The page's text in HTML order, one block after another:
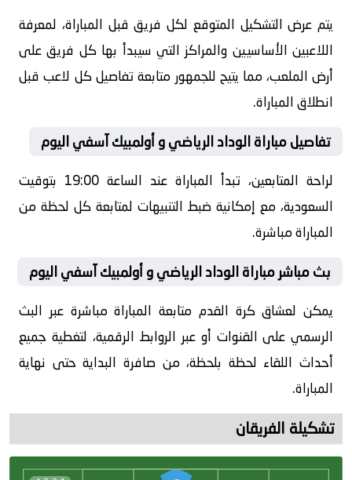
يتم عرض التشكيل المتوقع لكل فريق قبل المباراة، لمعرفة
اللاعبين الأساسيين والمراكز التي سيبدأ بها كل فريق على
أرض الملعب، مما يتيح للجمهور متابعة تفاصيل كل لاعب قبل
انطلاق المباراة.
تفاصيل مباراة الوداد الرياضي و أولمبيك آسفي اليوم
لراحة المتابعين، تبدأ المباراة عند الساعة 19:00 بتوقيت
السعودية، مع إمكانية ضبط التنبيهات لمتابعة كل لحظة من
المباراة مباشرة.
بث مباشر مباراة الوداد الرياضي و أولمبيك آسفي اليوم
يمكن لعشاق كرة القدم متابعة المباراة مباشرة عبر البث
الرسمي على القنوات أو عبر الروابط الرقمية، لتغطية جميع
أحداث اللقاء لحظة بلحظة، من صافرة البداية حتى نهاية
المباراة.
تشكيلة الفريقان